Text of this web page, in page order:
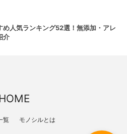
め人気ランキング52選！無添加・アレ
介
覧 モノシルとは